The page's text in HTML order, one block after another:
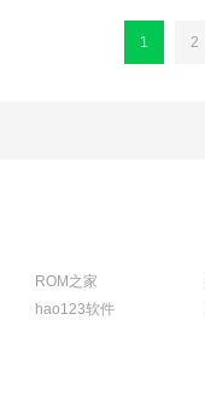
1 2
ROM之家
hao123软件